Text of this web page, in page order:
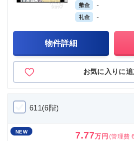
敷金 -
礼金 -
物件詳細
お気に入りに追
611(6階)
NEW 7.77万円 (管理費